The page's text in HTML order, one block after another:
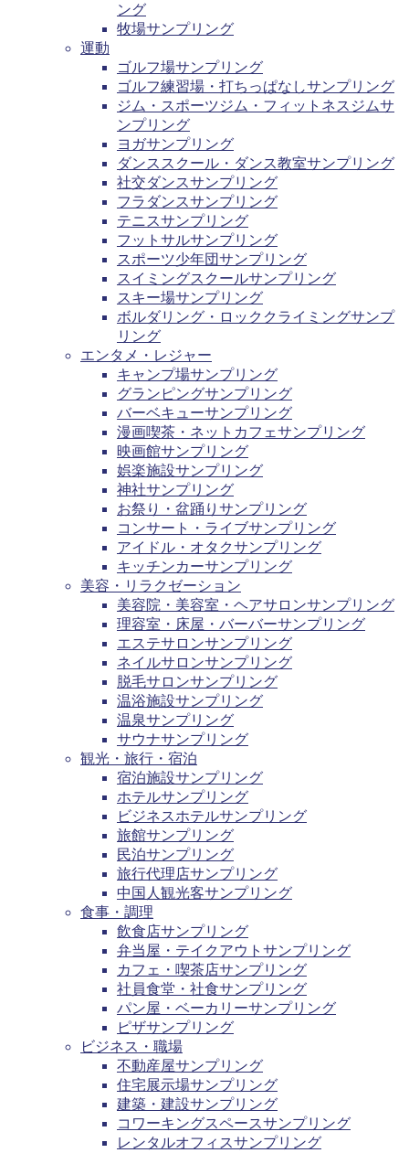
ング
牧場サンプリング
運動
ゴルフ場サンプリング
ゴルフ練習場・打ちっぱなしサンプリング
ジム・スポーツジム・フィットネスジムサ
ンプリング
ヨガサンプリング
ダンススクール・ダンス教室サンプリング
社交ダンスサンプリング
フラダンスサンプリング
テニスサンプリング
フットサルサンプリング
スポーツ少年団サンプリング
スイミングスクールサンプリング
スキー場サンプリング
ボルダリング・ロッククライミングサンプ
リング
エンタメ・レジャー
キャンプ場サンプリング
グランピングサンプリング
バーベキューサンプリング
漫画喫茶・ネットカフェサンプリング
映画館サンプリング
娯楽施設サンプリング
神社サンプリング
お祭り・盆踊りサンプリング
コンサート・ライブサンプリング
アイドル・オタクサンプリング
キッチンカーサンプリング
美容・リラクゼーション
美容院・美容室・ヘアサロンサンプリング
理容室・床屋・バーバーサンプリング
エステサロンサンプリング
ネイルサロンサンプリング
脱毛サロンサンプリング
温浴施設サンプリング
温泉サンプリング
サウナサンプリング
観光・旅行・宿泊
宿泊施設サンプリング
ホテルサンプリング
ビジネスホテルサンプリング
旅館サンプリング
民泊サンプリング
旅行代理店サンプリング
中国人観光客サンプリング
食事・調理
飲食店サンプリング
弁当屋・テイクアウトサンプリング
カフェ・喫茶店サンプリング
社員食堂・社食サンプリング
パン屋・ベーカリーサンプリング
ピザサンプリング
ビジネス・職場
不動産屋サンプリング
住宅展示場サンプリング
建築・建設サンプリング
コワーキングスペースサンプリング
レンタルオフィスサンプリング